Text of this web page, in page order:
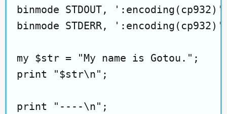
binmode STDOUT,
binmode STDERR,
my $str = "My name is Gotou.";
print "$str\n";
print "----\n";